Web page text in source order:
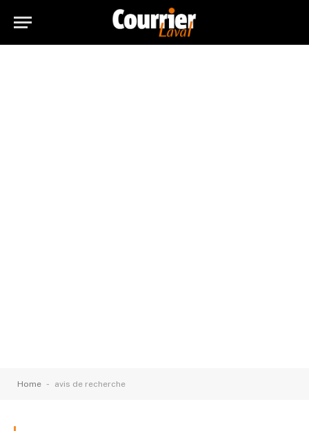
Home - avis de recherche